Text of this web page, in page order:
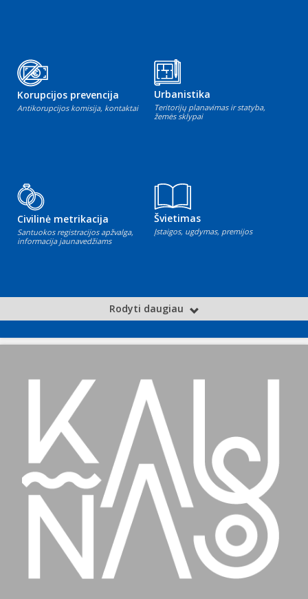
Korupcijos prevencija
Antikorupcijos komisija, kontaktai
Urbanistika
Teritorijų planavimas ir statyba,
žemės sklypai
Civilinė metrikacija
Santuokos registracijos apžvalga,
informacija jaunavedžiams
Švietimas
Įstaigos, ugdymas, premijos
Rodyti daugiau